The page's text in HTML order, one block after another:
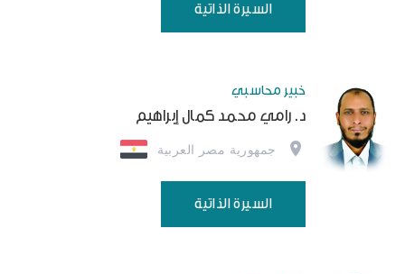
السيرة الذاتية
خبير محاسبي
د. رامي محمد كمال إبراهيم
جمهورية مصر العربية
السيرة الذاتية